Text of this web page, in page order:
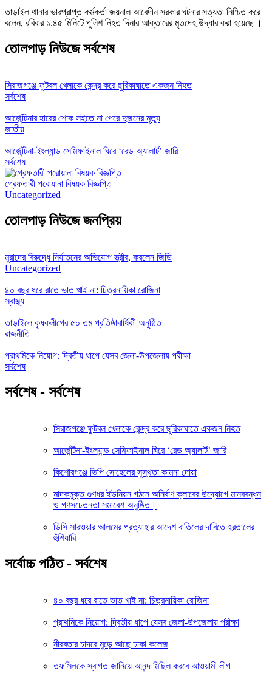
তাড়াইল থানার ভারপ্রাপ্ত কর্মকর্তা জয়নাল আবেদীন সরকার ঘটনার সত্যতা নিশ্চিত করে
বলেন, রবিবার ১.৪৫ মিনিটে পুলিশ নিহত দিনার আক্তারের মৃতদেহ উদ্ধার করা হয়েছে ।
তোলপাড় নিউজে সর্বশেষ
সিরাজগঞ্জে ফুটবল খেলাকে কেন্দ্র করে ছুরিকাঘাতে একজন নিহত
সর্বশেষ
আর্জেন্টিনার হারের শোক সইতে না পেরে দুজনের মৃত্যু
জাতীয়
আর্জেন্টিনা-ইংল্যান্ড সেমিফাইনাল ঘিরে ‘রেড অ্যালার্ট’ জারি
সর্বশেষ
গ্রেফতারী পরোয়ানা বিষয়ক বিজ্ঞপ্তি
Uncategorized
তোলপাড় নিউজে জনপ্রিয়
মুরাদের বিরুদ্ধে নির্যাতনের অভিযোগ স্ত্রীর, করলেন জিডি
Uncategorized
৪০ বছর ধরে রাতে ভাত খাই না: চিত্রনায়িকা রোজিনা
স্বাস্থ্য
তাড়াইলে কৃষকলীগের ৫০ তম প্রতিষ্ঠাবার্ষিকী অনুষ্ঠিত
রাজনীতি
প্রাথমিকে নিয়োগ: দ্বিতীয় ধাপে যেসব জেলা-উপজেলায় পরীক্ষা
সর্বশেষ
সর্বশেষ - সর্বশেষ
সিরাজগঞ্জে ফুটবল খেলাকে কেন্দ্র করে ছুরিকাঘাতে একজন নিহত
আর্জেন্টিনা-ইংল্যান্ড সেমিফাইনাল ঘিরে ‘রেড অ্যালার্ট’ জারি
কিশোরগঞ্জে ভিপি সোহেলের সুস্থতা কামনা দোয়া
মাদকমুক্ত গুণধর ইউনিয়ন গঠনে অনির্বাণ ক্লাবের উদ্যোগে মানববন্ধন
ও গণসচেতনতা সমাবেশ অনুষ্ঠিত।
ডিসি সারওয়ার আলমের প্রত্যাহার আদেশ বাতিলের দাবিতে হরতালের
হুঁশিয়ারি
সর্বোচ্চ পঠিত - সর্বশেষ
৪০ বছর ধরে রাতে ভাত খাই না: চিত্রনায়িকা রোজিনা
প্রাথমিকে নিয়োগ: দ্বিতীয় ধাপে যেসব জেলা-উপজেলায় পরীক্ষা
নীরবতার চাদরে মুড়ে আছে ঢাকা কলেজ
তফসিলকে স্বাগত জানিয়ে আনন্দ মিছিল করবে আওয়ামী লীগ